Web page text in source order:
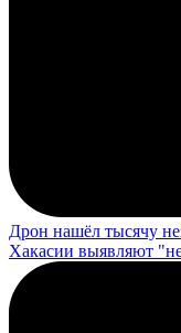
Дрон нашёл тысячу
Хакасии выявляют